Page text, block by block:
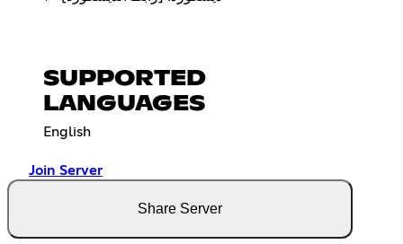
SUPPORTED
LANGUAGES
English
Join Server
Share Server